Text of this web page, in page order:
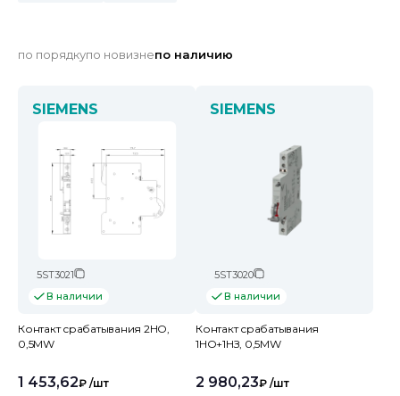
по порядкупо новизнепо наличию
SIEMENS
5ST3021
В наличии
Контакт срабатывания 2НО,
0,5MW
1 453,62₽ /шт
SIEMENS
5ST3020
В наличии
Контакт срабатывания
1НО+1НЗ, 0,5MW
2 980,23₽ /шт